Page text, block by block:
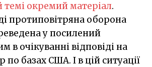
темі окремий матеріал.
протиповітряна оборона
у посилений
в очікуванні відповіді на
по базах США. І в цій ситуації